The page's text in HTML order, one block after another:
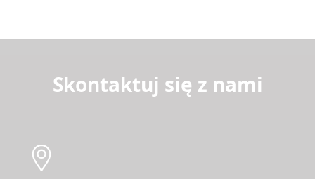
Skontaktuj się z nami